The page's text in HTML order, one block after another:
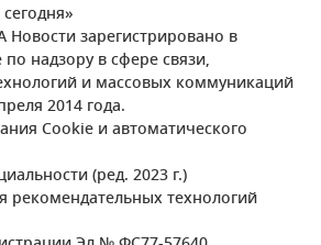
Новости зарегистрировано в
надзору в сфере связи,
и массовых коммуникаций
2014 года.
Cookie и автоматического
(ред. 2023 г.)
рекомендательных технологий